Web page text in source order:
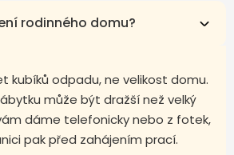
rodinného domu?
kubíků odpadu, ne velikost domu.
může být dražší než velký
dáme telefonicky nebo z fotek,
pak před zahájením prací.